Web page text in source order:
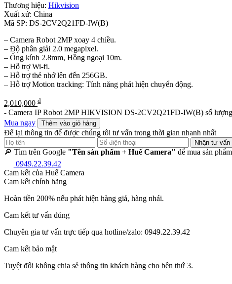
Thương hiệu: Hikvision
Xuất xứ: China
Mã SP: DS-2CV2Q21FD-IW(B)
– Camera Robot 2MP xoay 4 chiều.
– Độ phân giải 2.0 megapixel.
– Ống kính 2.8mm, Hồng ngoại 10m.
– Hỗ trợ Wi-fi.
– Hỗ trợ thẻ nhớ lên đến 256GB.
– Hỗ trợ Motion tracking: Tính năng phát hiện chuyển động.
2,010,000 ₫
- Camera IP Robot 2MP HIKVISION DS-2CV2Q21FD-IW(B) số lượng
Mua ngay
Thêm vào giỏ hàng
Để lại thông tin để được chúng tôi tư vấn trong thời gian nhanh nhất
Nhận tư vấn
🔎 Tìm trên Google "Tên sản phẩm + Huế Camera" để mua sản
0949.22.39.42
Cam kết của Huế Camera
Cam kết chính hãng
Hoàn tiền 200% nếu phát hiện hàng giả, hàng nhái.
Cam kết tư vấn đúng
Chuyên gia tư vấn trực tiếp qua hotline/zalo: 0949.22.39.42
Cam kết bảo mật
Tuyệt đối không chia sẻ thông tin khách hàng cho bên thứ 3.